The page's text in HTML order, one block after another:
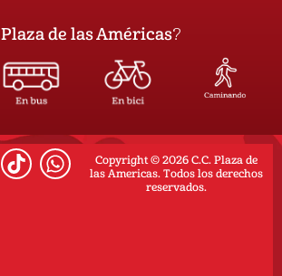
Plaza de las Américas?
Copyright © 2026 C.C. Plaza de
las Americas. Todos los derechos
reservados.